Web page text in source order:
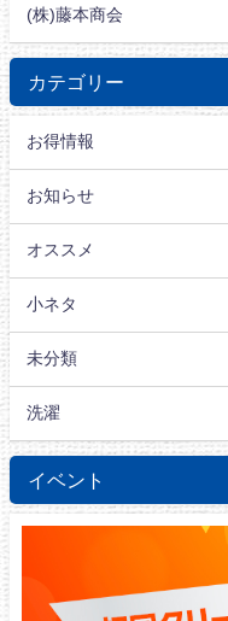
(株)藤本商会
カテゴリー
お得情報
お知らせ
オススメ
小ネタ
未分類
洗濯
イベント